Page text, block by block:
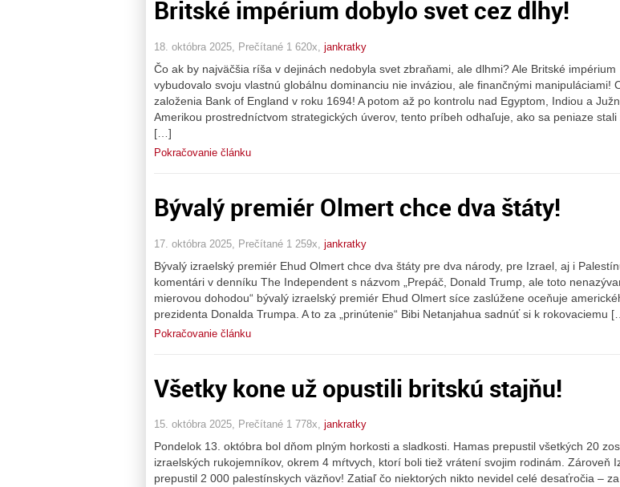
Britské impérium dobylo svet cez dlhy!
18. októbra 2025, Prečítané 1 620x, jankratky
Čo ak by najväčšia ríša v dejinách nedobyla svet zbraňami, ale dlhmi? Ale Britské impérium
vybudovalo svoju vlastnú globálnu dominanciu nie inváziou, ale finančnými manipuláciami!
založenia Bank of England v roku 1694! A potom až po kontrolu nad Egyptom, Indiou a
Amerikou prostredníctvom strategických úverov, tento príbeh odhaľuje, ako sa peniaze stali
[…]
Pokračovanie článku
Bývalý premiér Olmert chce dva štáty!
17. októbra 2025, Prečítané 1 259x, jankratky
Bývalý izraelský premiér Ehud Olmert chce dva štáty pre dva národy, pre Izrael, aj i
komentári v denníku The Independent s názvom „Prepáč, Donald Trump, ale toto
mierovou dohodou“ bývalý izraelský premiér Ehud Olmert síce zaslúžene oceňuje
prezidenta Donalda Trumpa. A to za „prinútenie“ Bibi Netanjahua sadnúť si k rokovaciemu
Pokračovanie článku
Všetky kone už opustili britskú stajňu!
15. októbra 2025, Prečítané 1 778x, jankratky
Pondelok 13. októbra bol dňom plným horkosti a sladkosti. Hamas prepustil všetkých 20
izraelských rukojemníkov, okrem 4 mŕtvych, ktorí boli tiež vrátení svojim rodinám. Zároveň
prepustil 2 000 palestínskych väzňov! Zatiaľ čo niektorých nikto nevidel celé desaťročia –